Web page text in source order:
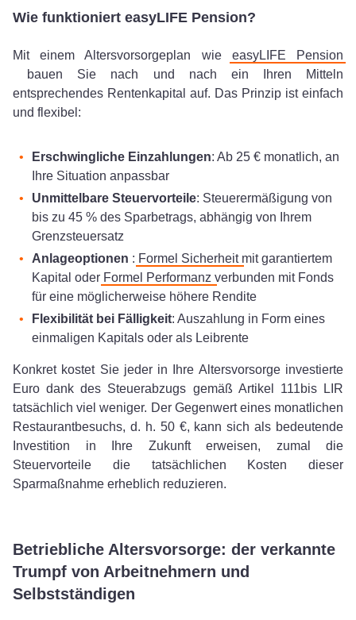
Wie funktioniert easyLIFE Pension?
Mit einem Altersvorsorgeplan wie easyLIFE Pension
bauen Sie nach und nach ein Ihren Mitteln
entsprechendes Rentenkapital auf. Das Prinzip ist einfach
und flexibel:
Erschwingliche Einzahlungen: Ab 25 € monatlich, an
Ihre Situation anpassbar
Unmittelbare Steuervorteile: Steuerermäßigung von
bis zu 45 % des Sparbetrags, abhängig von Ihrem
Grenzsteuersatz
Anlageoptionen : Formel Sicherheit mit garantiertem
Kapital oder Formel Performanz verbunden mit Fonds
für eine möglicherweise höhere Rendite
Flexibilität bei Fälligkeit: Auszahlung in Form eines
einmaligen Kapitals oder als Leibrente
Konkret kostet Sie jeder in Ihre Altersvorsorge investierte
Euro dank des Steuerabzugs gemäß Artikel 111bis LIR
tatsächlich viel weniger. Der Gegenwert eines monatlichen
Restaurantbesuchs, d. h. 50 €, kann sich als bedeutende
Investition in Ihre Zukunft erweisen, zumal die
Steuervorteile die tatsächlichen Kosten dieser
Sparmaßnahme erheblich reduzieren.
Betriebliche Altersvorsorge: der verkannte
Trumpf von Arbeitnehmern und
Selbstständigen